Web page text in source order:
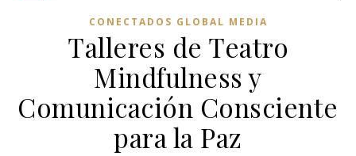
CONECTADOS GLOBAL MEDIA
Talleres de Teatro
Mindfulness y
Comunicación Consciente
para la Paz